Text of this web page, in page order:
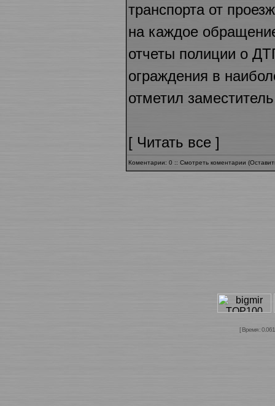
транспорта от
на каждое
отчеты полиции о
ограждения в
отметил
[ Читать все ]
Коментарии: 0 :: Смотреть коментарии (
[ Время :